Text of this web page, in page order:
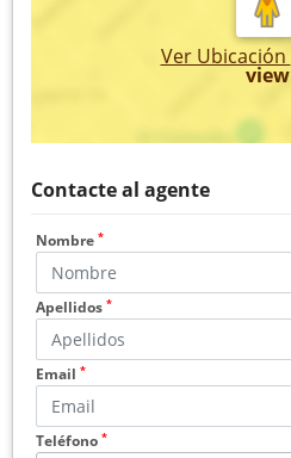
Ver Ubicación
view
Contacte al agente
Nombre *
Apellidos *
Email *
Teléfono *